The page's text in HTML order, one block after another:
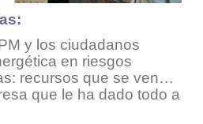
y los ciudadanos
en riesgos
recursos que se ven…
que le ha dado todo a